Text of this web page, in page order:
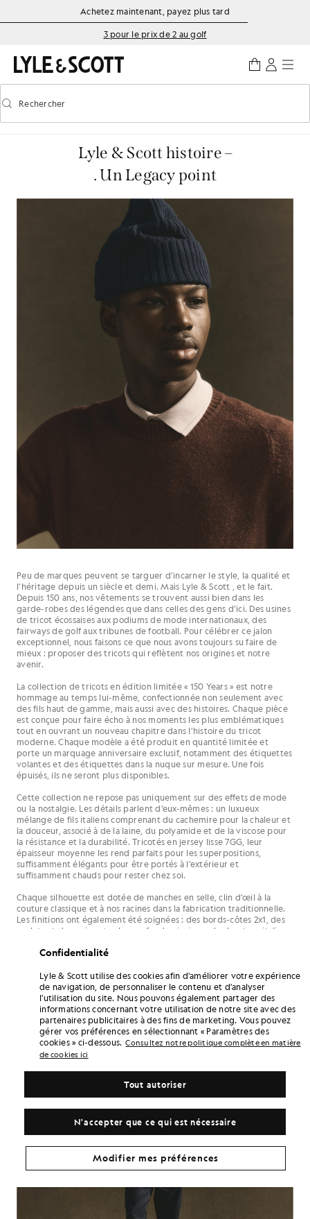
Aller directement au contenu principal
Informations sur l'accessibilité
Achetez maintenant, payez plus tard
3 pour le prix de 2 au golf
Activer/désactiver la recherche prédictive
Rechercher
Lyle & Scott histoire –
. Un Legacy point
Peu de marques peuvent se targuer d’incarner le style, la qualité et
l’héritage depuis un siècle et demi. Mais Lyle & Scott , et le fait.
Depuis 150 ans, nos vêtements se trouvent aussi bien dans les
garde-robes des légendes que dans celles des gens d’ici. Des usines
de tricot écossaises aux podiums de mode internationaux, des
fairways de golf aux tribunes de football. Pour célébrer ce jalon
exceptionnel, nous faisons ce que nous avons toujours su faire de
mieux : proposer des tricots qui reflètent nos origines et notre
avenir.
La collection de tricots en édition limitée « 150 Years » est notre
hommage au temps lui-même, confectionnée non seulement avec
des fils haut de gamme, mais aussi avec des histoires. Chaque pièce
est conçue pour faire écho à nos moments les plus emblématiques
tout en ouvrant un nouveau chapitre dans l’histoire du tricot
moderne. Chaque modèle a été produit en quantité limitée et
porte un marquage anniversaire exclusif, notamment des étiquettes
volantes et des étiquettes dans la nuque sur mesure. Une fois
épuisés, ils ne seront plus disponibles.
Cette collection ne repose pas uniquement sur des effets de mode
ou la nostalgie. Les détails parlent d’eux-mêmes : un luxueux
mélange de fils italiens comprenant du cachemire pour la chaleur et
la douceur, associé à de la laine, du polyamide et de la viscose pour
la résistance et la durabilité. Tricotés en jersey lisse 7GG, leur
épaisseur moyenne les rend parfaits pour les superpositions,
suffisamment élégants pour être portés à l’extérieur et
suffisamment chauds pour rester chez soi.
Chaque silhouette est dotée de manches en selle, clin d’œil à la
couture classique et à nos racines dans la fabrication traditionnelle.
Les finitions ont également été soignées : des bords-côtes 2x1, des
ourlets et des poignets plus profonds, ainsi que des boutons italiens
Même notre logo a été rehaussé : une étiquette ton sur ton en relief
murmure plutôt que de crier.
Confidentialité
Lyle & Scott utilise des cookies afin d'améliorer votre expérience
de navigation, de personnaliser le contenu et d'analyser
l'utilisation du site. Nous pouvons également partager des
informations concernant votre utilisation de notre site avec des
partenaires publicitaires à des fins de marketing. Vous pouvez
gérer vos préférences en sélectionnant « Paramètres des
cookies » ci-dessous. Consultez notre politique complète en matière
de cookies ici
N'accepter que ce qui est nécessaire
Tout autoriser
Modifier mes préférences